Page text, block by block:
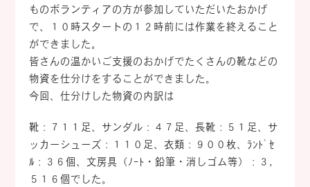
ものボランティアの方が参加していただいたおかげ
で、１０時スタートの１２時前には作業を終えること
ができました。
皆さんの温かいご支援のおかげでたくさんの靴などの
物資を仕分けをすることができました。
今回、仕分けした物資の内訳は
靴：７１１足、サンダル：４７足、長靴：５１足、サ
ッカーシューズ：１１０足、衣類：９００枚、ﾗﾝﾄﾞｾ
ﾙ：３６個、文房具（ﾉｰﾄ・鉛筆・消しゴム等）：３，
５１６個でした。